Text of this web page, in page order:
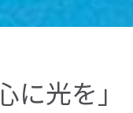
光を」